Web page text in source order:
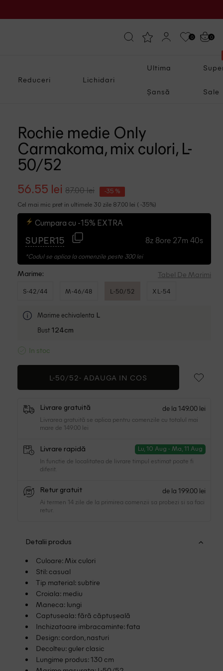
0 0
Reduceri Lichidari
Ultima
Șansă Sale
Rochie medie Only
Carmakoma, mix culori, L-
50/52
56.55 lei 87.00 lei -35 %
Cel mai mic pret in ultimele 30 zile 87.00 lei ( -35%)
Cumpara cu -15% EXTRA
SUPER15 8z 8ore 27m 39s
*Codul se aplica la comenzile peste 300 lei
Marime: Tabel De Marimi
S-42/44 M-46/48 L-50/52 XL-54
Marime echivalenta L
Bust 124cm
In stoc
L-50/52- ADAUGA IN COS
Livrare gratuită de la 149.00 lei
Livrarea gratuită se aplica pentru comenzile cu totalul mai
mare de 149.00 lei
Livrare rapidă Lu, 10 Aug - Ma, 11 Aug
In functie de localitatea de livrare timpul estimat poate fi
diferit.
Retur gratuit de la 199.00 lei
Ai termen 14 zile de la primirea comenzii sa probezi si sa faci
retur.
Detalii produs
Culoare: Mix culori
Stil: casual
Tip material: subtire
Croiala: mediu
Maneca: lungi
Captuseala: fără căptușeală
Inchizatoare imbracaminte: fata
Design: cordon, nasturi
Decolteu: guler clasic
Lungime produs: 130 cm